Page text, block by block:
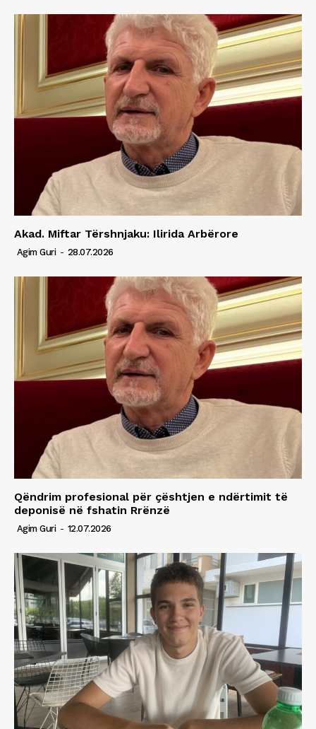
Akad. Miftar Tërshnjaku: Ilirida Arbërore
Agim Guri - 28.07.2026
Qëndrim profesional për çështjen e ndërtimit të
deponisë në fshatin Rrënzë
Agim Guri - 12.07.2026